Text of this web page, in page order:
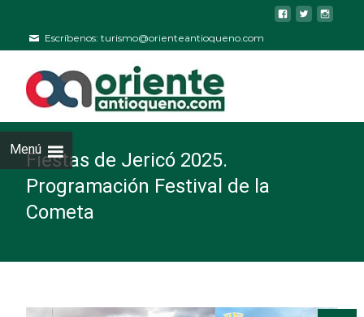
Escríbenos: turismo@orienteantioqueno.com
MenúFiestas de Jericó 2025.
Programación Festival de la
Cometa